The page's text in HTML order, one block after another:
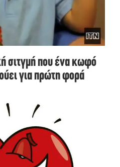
σιτγμή που ένα κωφό
για πρώτη φορά